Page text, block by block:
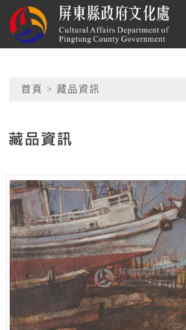
跳到主要內容
屏東縣政府文化
網頁導覽
首頁 > 藏品資訊